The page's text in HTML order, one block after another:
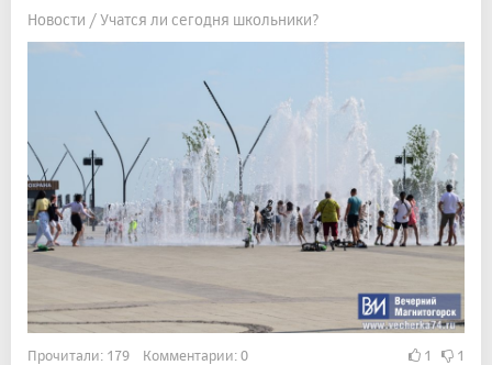
Новости / Учатся ли сегодня школьники?
Прочитали: 179 Комментарии: 0 1 1